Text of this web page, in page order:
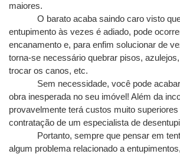
maiores.
O barato acaba saindo caro visto
entupimento às vezes é adiado, pode
encanamento e, para enfim solucionar de
torna-se necessário quebrar pisos,
trocar os canos, etc.
Sem necessidade, você pode
obra inesperada no seu imóvel! Além da
provavelmente terá custos muito superiores
contratação de um especialista de
Portanto, sempre que pensar em
algum problema relacionado a